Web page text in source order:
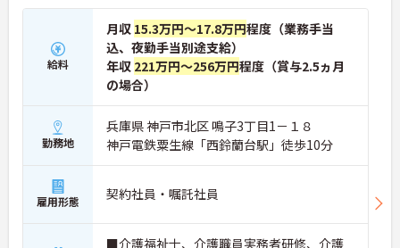
給料
月収 15.3万円～17.8万円程度（業務手当
込、夜勤手当別途支給）
年収 221万円～256万円程度（賞与2.5ヵ月
の場合）
勤務地
兵庫県 神戸市北区 鳴子3丁目1－１８
神戸電鉄粟生線「西鈴蘭台駅」徒歩10分
雇用形態 契約社員・嘱託社員
■介護福祉士、介護職員実務者研修、介護